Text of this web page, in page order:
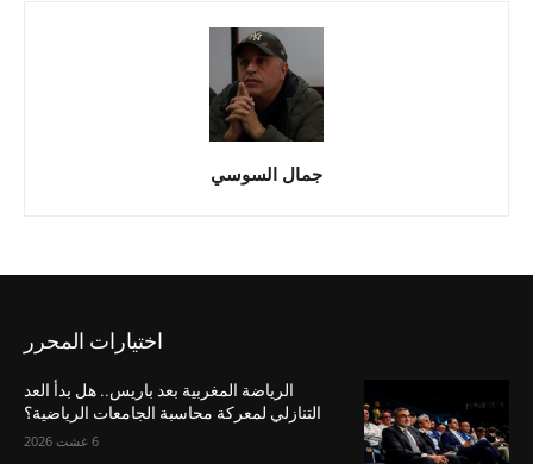
جمال السوسي
اختيارات المحرر
الرياضة المغربية بعد باريس.. هل بدأ العد
التنازلي لمعركة محاسبة الجامعات الرياضية؟
6 غشت 2026